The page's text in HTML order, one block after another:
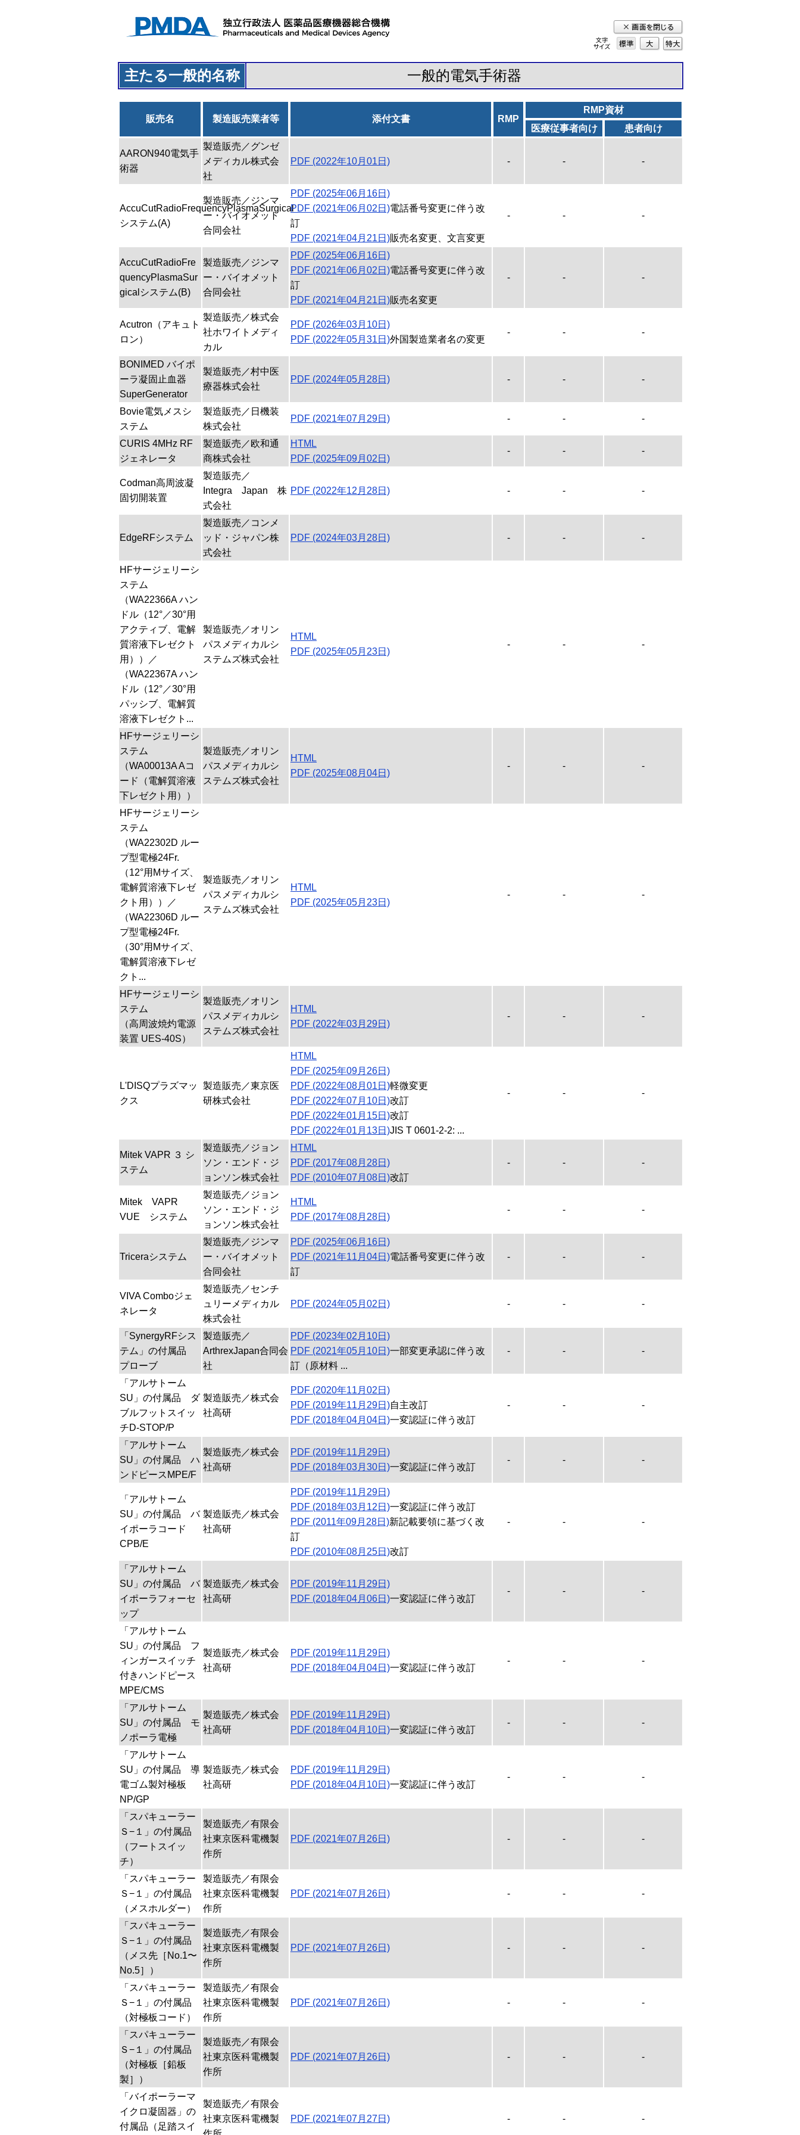
標準 大
特
大
主たる一般的名称 一般的電気手術器
販売名 製造販売業者等 添付文書 RMP
RMP資材
医療従事者向け
患者向け
AARON940電気手
術器
製造販売／グンゼ
メディカル株式会
社
PDF (2022年10月01日) - - -
AccuCutRadioFrequencyPlasmaSurgical
システム(A)
製造販売／ジンマ
ー・バイオメット
合同会社
PDF (2025年06月16日)
PDF (2021年06月02日)電話番号変更に伴う改
訂
PDF (2021年04月21日)販売名変更、文言変更
- - -
AccuCutRadioFre
quencyPlasmaSur
gicalシステム(B)
製造販売／ジンマ
ー・バイオメット
合同会社
PDF (2025年06月16日)
PDF (2021年06月02日)電話番号変更に伴う改
訂
PDF (2021年04月21日)販売名変更
- - -
Acutron（アキュト
ロン）
製造販売／株式会
社ホワイトメディ
カル
PDF (2026年03月10日)
PDF (2022年05月31日)外国製造業者名の変更
- - -
BONIMED バイポ
ーラ凝固止血器
SuperGenerator
製造販売／村中医
療器株式会社
PDF (2024年05月28日) - - -
Bovie電気メスシ
ステム
製造販売／日機装
株式会社
PDF (2021年07月29日) - - -
CURIS 4MHz RF
ジェネレータ
製造販売／欧和通
商株式会社
HTML
PDF (2025年09月02日)
- - -
Codman高周波凝
固切開装置
製造販売／
Integra Japan 株
式会社
PDF (2022年12月28日) - - -
EdgeRFシステム
製造販売／コンメ
ッド・ジャパン株
式会社
PDF (2024年03月28日) - - -
HFサージェリーシ
ステム
（WA22366A ハン
ドル（12°／30°用
アクティブ、電解
質溶液下レゼクト
用））／
（WA22367A ハン
ドル（12°／30°用
パッシブ、電解質
溶液下レゼクト...
製造販売／オリン
パスメディカルシ
ステムズ株式会社
HTML
PDF (2025年05月23日)
- - -
HFサージェリーシ
ステム
（WA00013A Aコ
ード（電解質溶液
下レゼクト用））
製造販売／オリン
パスメディカルシ
ステムズ株式会社
HTML
PDF (2025年08月04日)
- - -
HFサージェリーシ
ステム
（WA22302D ルー
プ型電極24Fr.
（12°用Mサイズ、
電解質溶液下レゼ
クト用））／
（WA22306D ルー
プ型電極24Fr.
（30°用Mサイズ、
電解質溶液下レゼ
クト...
製造販売／オリン
パスメディカルシ
ステムズ株式会社
HTML
PDF (2025年05月23日)
- - -
HFサージェリーシ
ステム
（高周波焼灼電源
装置 UES-40S）
製造販売／オリン
パスメディカルシ
ステムズ株式会社
HTML
PDF (2022年03月29日)
- - -
L'DISQプラズマッ
クス
製造販売／東京医
研株式会社
HTML
PDF (2025年09月26日)
PDF (2022年08月01日)軽微変更
PDF (2022年07月10日)改訂
PDF (2022年01月15日)改訂
PDF (2022年01月13日)JIS T 0601-2-2: ...
- - -
Mitek VAPR ３ シ
ステム
製造販売／ジョン
ソン・エンド・ジ
ョンソン株式会社
HTML
PDF (2017年08月28日)
PDF (2010年07月08日)改訂
- - -
Mitek VAPR
VUE システム
製造販売／ジョン
ソン・エンド・ジ
ョンソン株式会社
HTML
PDF (2017年08月28日)
- - -
Triceraシステム
製造販売／ジンマ
ー・バイオメット
合同会社
PDF (2025年06月16日)
PDF (2021年11月04日)電話番号変更に伴う改
訂
- - -
VIVA Comboジェ
ネレータ
製造販売／センチ
ュリーメディカル
株式会社
PDF (2024年05月02日) - - -
「SynergyRFシス
テム」の付属品
プローブ
製造販売／
ArthrexJapan合同会
社
PDF (2023年02月10日)
PDF (2021年05月10日)一部変更承認に伴う改
訂（原材料 ...
- - -
「アルサトーム
SU」の付属品 ダ
ブルフットスイッ
チD-STOP/P
製造販売／株式会
社高研
PDF (2020年11月02日)
PDF (2019年11月29日)自主改訂
PDF (2018年04月04日)一変認証に伴う改訂
- - -
「アルサトーム
SU」の付属品 ハ
ンドピースMPE/F
製造販売／株式会
社高研
PDF (2019年11月29日)
PDF (2018年03月30日)一変認証に伴う改訂
- - -
「アルサトーム
SU」の付属品 バ
イポーラコード
CPB/E
製造販売／株式会
社高研
PDF (2019年11月29日)
PDF (2018年03月12日)一変認証に伴う改訂
PDF (2011年09月28日)新記載要領に基づく改
訂
PDF (2010年08月25日)改訂
- - -
「アルサトーム
SU」の付属品 バ
イポーラフォーセ
ップ
製造販売／株式会
社高研
PDF (2019年11月29日)
PDF (2018年04月06日)一変認証に伴う改訂
- - -
「アルサトーム
SU」の付属品 フ
ィンガースイッチ
付きハンドピース
MPE/CMS
製造販売／株式会
社高研
PDF (2019年11月29日)
PDF (2018年04月04日)一変認証に伴う改訂
- - -
「アルサトーム
SU」の付属品 モ
ノポーラ電極
製造販売／株式会
社高研
PDF (2019年11月29日)
PDF (2018年04月10日)一変認証に伴う改訂
- - -
「アルサトーム
SU」の付属品 導
電ゴム製対極板
NP/GP
製造販売／株式会
社高研
PDF (2019年11月29日)
PDF (2018年04月10日)一変認証に伴う改訂
- - -
「スパキューラー
Ｓ−１」の付属品
（フートスイッ
チ）
製造販売／有限会
社東京医科電機製
作所
PDF (2021年07月26日) - - -
「スパキューラー
Ｓ−１」の付属品
（メスホルダー）
製造販売／有限会
社東京医科電機製
作所
PDF (2021年07月26日) - - -
「スパキューラー
Ｓ−１」の付属品
（メス先［No.1〜
No.5］）
製造販売／有限会
社東京医科電機製
作所
PDF (2021年07月26日) - - -
「スパキューラー
Ｓ−１」の付属品
（対極板コード）
製造販売／有限会
社東京医科電機製
作所
PDF (2021年07月26日) - - -
「スパキューラー
Ｓ−１」の付属品
（対極板［鉛板
製］）
製造販売／有限会
社東京医科電機製
作所
PDF (2021年07月26日) - - -
「バイポーラーマ
イクロ凝固器」の
付属品（足踏スイ
製造販売／有限会
社東京医科電機製
PDF (2021年07月27日) - - -